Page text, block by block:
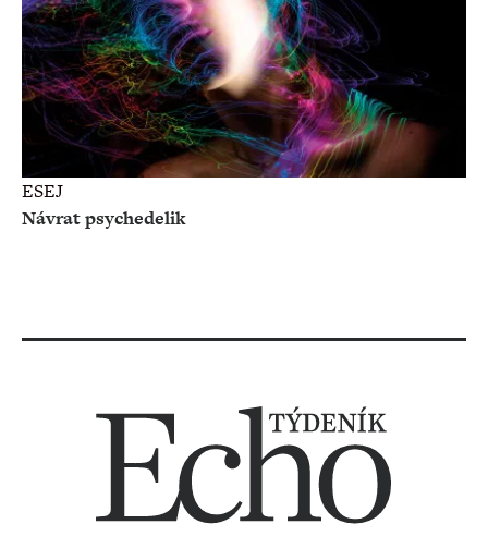
ESEJ
Návrat psychedelik